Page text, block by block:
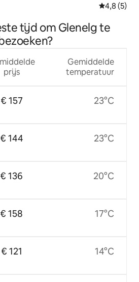
4,8 (5)
tijd om Glenelg te
prijs
€ 157
€ 144
€ 136
€ 158
€ 121
Gemiddelde
temperatuur
23°C
23°C
20°C
17°C
14°C